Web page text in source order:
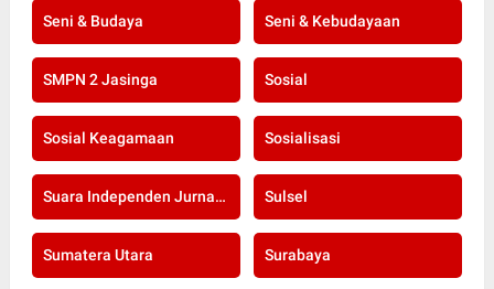
Seni & Budaya Seni & Kebudayaan
SMPN 2 Jasinga Sosial
Sosial Keagamaan Sosialisasi
Suara Independen Jurnalis Indonesia Sulsel
Sumatera Utara Surabaya